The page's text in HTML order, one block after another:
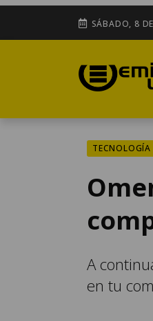
SÁBADO, 8
TECNOLOGÍA
A
en tu